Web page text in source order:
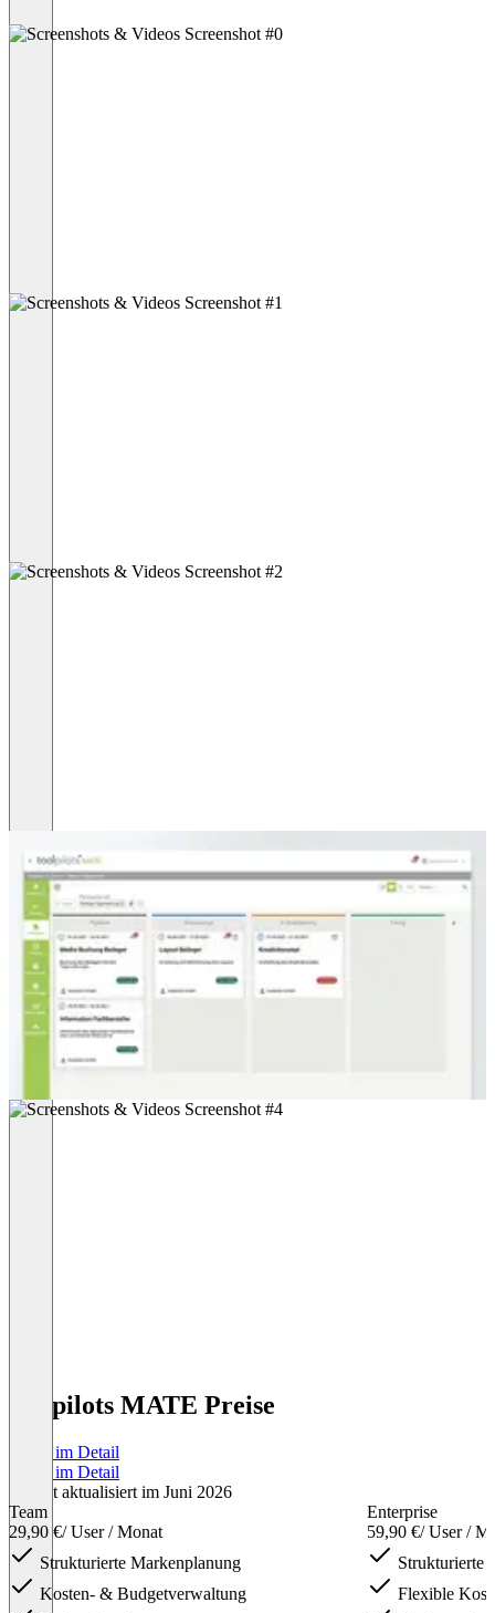
toolpilots MATE Preise
Preise im Detail
Preise im Detail
Zuletzt aktualisiert im Juni 2026
Team
29,90 €/ User / Monat
Strukturierte Markenplanung
Kosten- & Budgetverwaltung
Enterprise
59,90 €/ User /
Strukturierte
Flexible